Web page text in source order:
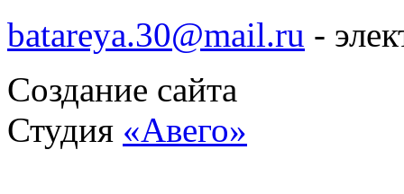
batareya.30@mail.ru -
Создание сайта
Студия «Авего»